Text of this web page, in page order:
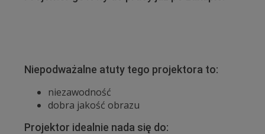
Niepodważalne atuty tego projektora to:
niezawodność
dobra jakość obrazu
Projektor idealnie nada się do: